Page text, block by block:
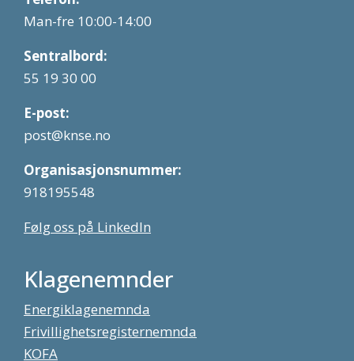
Man-fre 10:00-14:00
Sentralbord:
55 19 30 00
E-post:
post@knse.no
Organisasjonsnummer:
918195548
Følg oss på LinkedIn
Klagenemnder
Energiklagenemnda
Frivillighetsregisternemnda
KOFA